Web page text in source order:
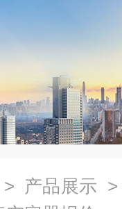
> 产品展示